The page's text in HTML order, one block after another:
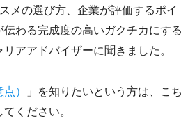
メの選び方、企業が評価するポイ
わる完成度の高いガクチカにする
アアドバイザーに聞きました。
）
」を知りたいという方は、こち
ください。